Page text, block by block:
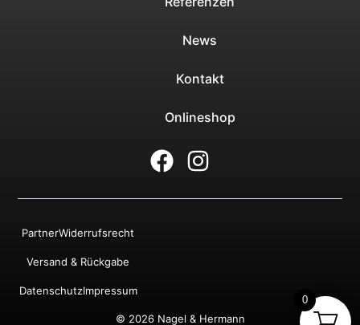
News
Kontakt
Onlineshop
© 2026 Nagel & Hermann
PartnerWiderrufsrecht
Versand & Rückgabe
DatenschutzImpressum
0